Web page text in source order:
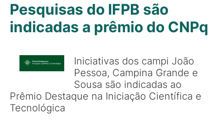
Pesquisas do IFPB são
indicadas a prêmio do CNPq
Iniciativas dos campi João
Pessoa, Campina Grande e
Sousa são indicadas ao
Prêmio Destaque na Iniciação Científica e
Tecnológica